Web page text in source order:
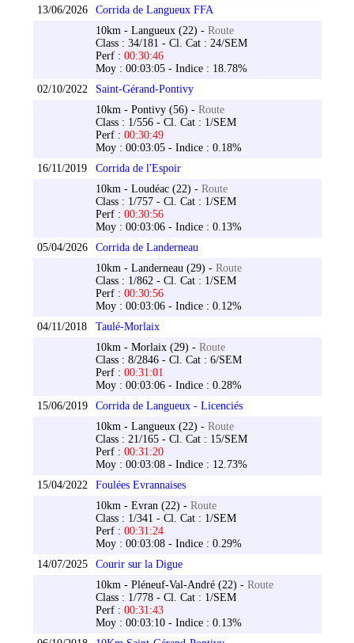
13/06/2026
Corrida de Langueux FFA
10km - Langueux (22) - Route
Class : 34/181 - Cl. Cat : 24/SEM
Perf : 00:30:46
Moy : 00:03:05 - Indice : 18.78%
02/10/2022
Saint-Gérand-Pontivy
10km - Pontivy (56) - Route
Class : 1/556 - Cl. Cat : 1/SEM
Perf : 00:30:49
Moy : 00:03:05 - Indice : 0.18%
16/11/2019
Corrida de l'Espoir
10km - Loudéac (22) - Route
Class : 1/757 - Cl. Cat : 1/SEM
Perf : 00:30:56
Moy : 00:03:06 - Indice : 0.13%
05/04/2026
Corrida de Landerneau
10km - Landerneau (29) - Route
Class : 1/862 - Cl. Cat : 1/SEM
Perf : 00:30:56
Moy : 00:03:06 - Indice : 0.12%
04/11/2018
Taulé-Morlaix
10km - Morlaix (29) - Route
Class : 8/2846 - Cl. Cat : 6/SEM
Perf : 00:31:01
Moy : 00:03:06 - Indice : 0.28%
15/06/2019
Corrida de Langueux - Licenciés
10km - Langueux (22) - Route
Class : 21/165 - Cl. Cat : 15/SEM
Perf : 00:31:20
Moy : 00:03:08 - Indice : 12.73%
15/04/2022
Foulées Evrannaises
10km - Evran (22) - Route
Class : 1/341 - Cl. Cat : 1/SEM
Perf : 00:31:24
Moy : 00:03:08 - Indice : 0.29%
14/07/2025
Courir sur la Digue
10km - Pléneuf-Val-André (22) - Route
Class : 1/778 - Cl. Cat : 1/SEM
Perf : 00:31:43
Moy : 00:03:10 - Indice : 0.13%